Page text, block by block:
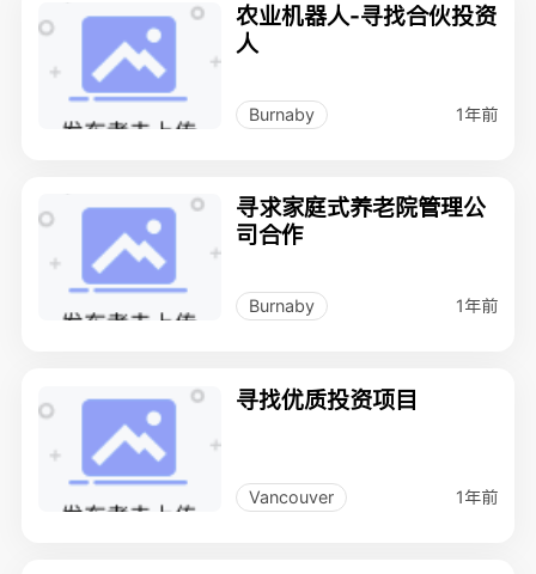
农业机器人-寻找合伙投资
人
Burnaby 1年前
寻求家庭式养老院管理公
司合作
Burnaby 1年前
寻找优质投资项目
Vancouver 1年前